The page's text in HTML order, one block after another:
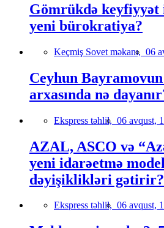
Gömrükdə keyfiyyət
yeni bürokratiya?
Keçmiş Sovet məkanı, 06
Ceyhun
arxasında nə
Ekspress təhlil, 06 avqust,
AZAL, ASCO və
yeni idarəetmə
dəyişiklikləri gətirir?
Ekspress təhlil, 06 avqust,